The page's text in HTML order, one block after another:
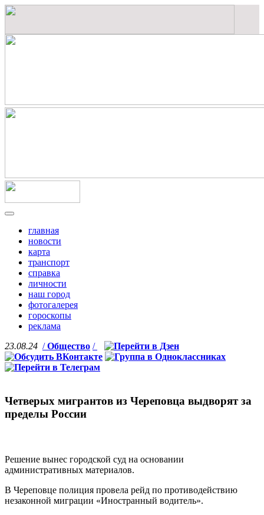
главная
новости
карта
транспорт
справка
личности
наш город
фотогалерея
гороскопы
реклама
23.08.24 /Общество /
Четверых мигрантов из Череповца выдворят за
пределы России
Решение вынес городской суд на основании
административных материалов.
В Череповце полиция провела рейд по противодействию
незаконной миграции «Иностранный водитель».